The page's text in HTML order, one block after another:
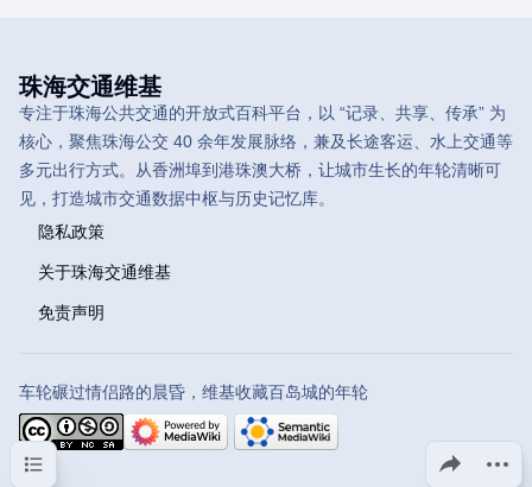
分享此页面
目录
珠海交通维基
专注于珠海公共交通的开放式百科平台，以 “记录、共享、传承” 为
核心，聚焦珠海公交 40 余年发展脉络，兼及长途客运、水上交通等
多元出行方式。从香洲埠到港珠澳大桥，让城市生长的年轮清晰可
见，打造城市交通数据中枢与历史记忆库。
隐私政策
关于珠海交通维基
免责声明
车轮碾过情侣路的晨昏，维基收藏百岛城的年轮